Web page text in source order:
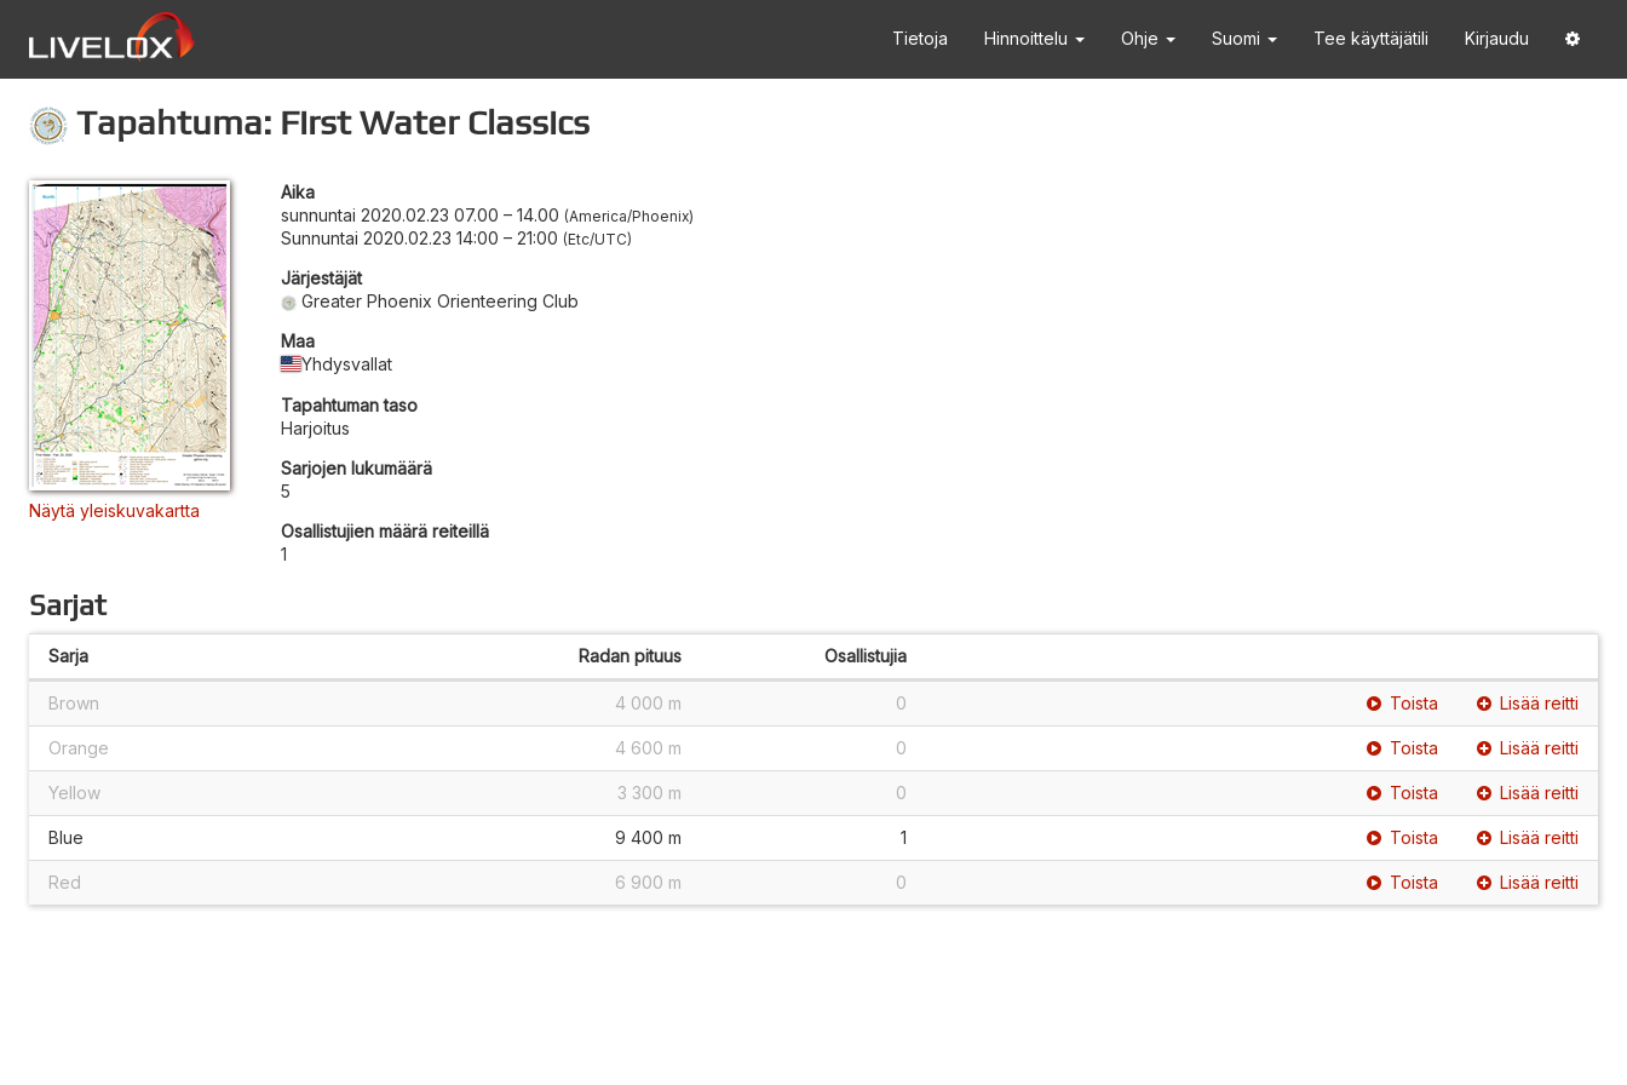
Tietoja Hinnoittelu Ohje Suomi Tee käyttäjätili Kirjaudu
Tapahtuma: First Water Classics
Näytä yleiskuvakartta
Aika
sunnuntai 2020.02.23 07.00 – 14.00 America/Phoenix
Sunnuntai 2020.02.23 14:00 – 21:00 Etc/UTC
Järjestäjät
Greater Phoenix Orienteering Club
Maa
Yhdysvallat
Tapahtuman taso
Harjoitus
Sarjojen lukumäärä
5
Osallistujien määrä reiteillä
1
Sarjat
Sarja Radan pituus Osallistujia
Brown 4 000 m 0 Toista Lisää reitti
Orange 4 600 m 0 Toista Lisää reitti
Yellow 3 300 m 0 Toista Lisää reitti
Blue 9 400 m 1 Toista Lisää reitti
Red 6 900 m 0 Toista Lisää reitti